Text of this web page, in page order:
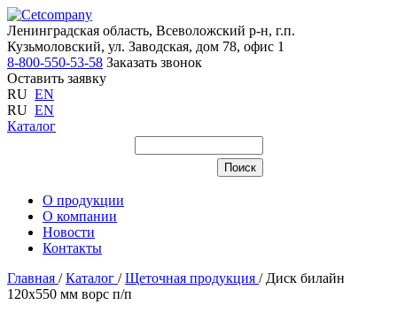
Ленинградская область, Всеволожский р-н, г.п.
Кузьмоловский, ул. Заводская, дом 78, офис 1
8-800-550-53-58 Заказать звонок
Оставить заявку
RU EN
RU EN
Каталог
О продукции
О компании
Новости
Контакты
Главная /Каталог /Щеточная продукция / Диск билайн
120x550 мм ворс п/п